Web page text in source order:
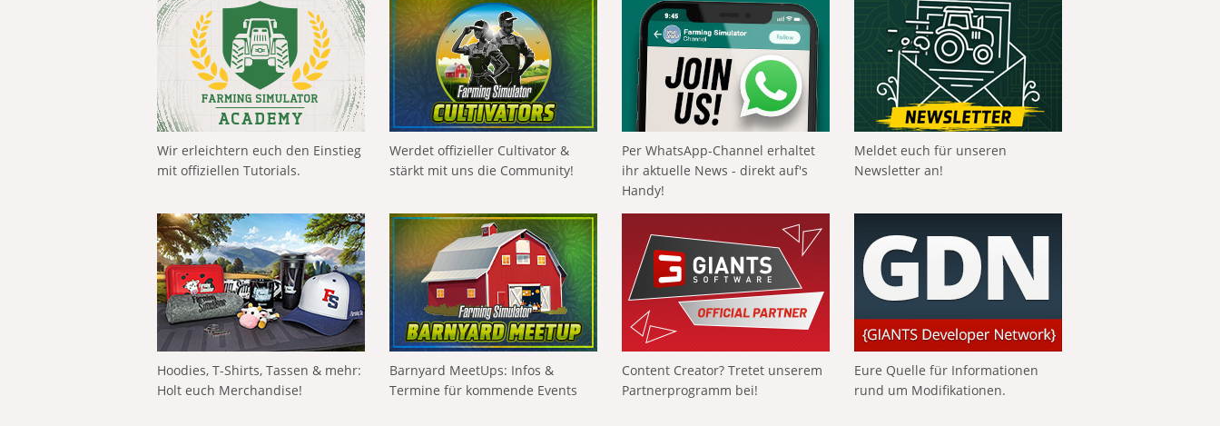
Wir erleichtern euch den Einstieg
mit offiziellen Tutorials.
Werdet offizieller Cultivator &
stärkt mit uns die Community!
Per WhatsApp-Channel erhaltet
ihr aktuelle News - direkt auf's
Handy!
Meldet euch für unseren
Newsletter an!
Hoodies, T-Shirts, Tassen & mehr:
Holt euch Merchandise!
Barnyard MeetUps: Infos &
Termine für kommende Events
Content Creator? Tretet unserem
Partnerprogramm bei!
Eure Quelle für Informationen
rund um Modifikationen.